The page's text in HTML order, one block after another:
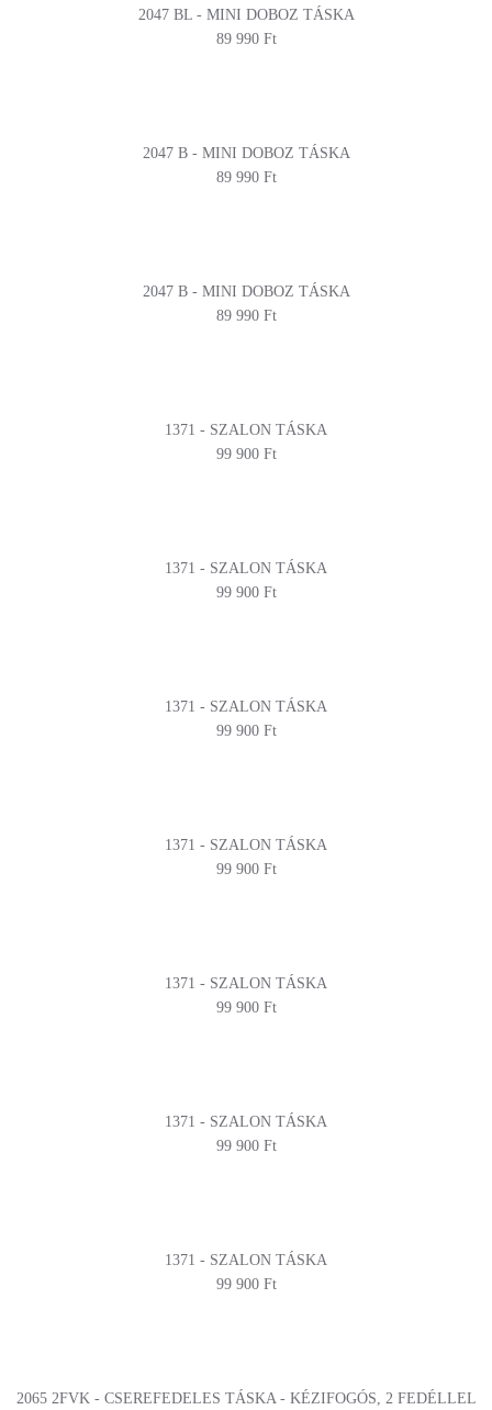
2047 BL - MINI DOBOZ TÁSKA
89 990 Ft
2047 B - MINI DOBOZ TÁSKA
89 990 Ft
2047 B - MINI DOBOZ TÁSKA
89 990 Ft
1371 - SZALON TÁSKA
99 900 Ft
1371 - SZALON TÁSKA
99 900 Ft
1371 - SZALON TÁSKA
99 900 Ft
1371 - SZALON TÁSKA
99 900 Ft
1371 - SZALON TÁSKA
99 900 Ft
1371 - SZALON TÁSKA
99 900 Ft
1371 - SZALON TÁSKA
99 900 Ft
2065 2FVK - CSEREFEDELES TÁSKA - KÉZIFOGÓS, 2 FEDÉLLEL